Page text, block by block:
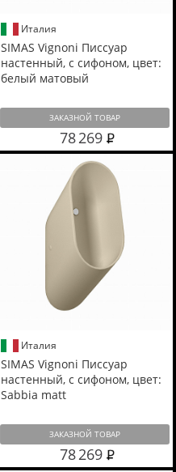
Италия
SIMAS Vignoni Писсуар
настенный, с сифоном, цвет:
белый матовый
ЗАКАЗНОЙ ТОВАР
78 269
Италия
SIMAS Vignoni Писсуар
настенный, с сифоном, цвет:
Sabbia matt
ЗАКАЗНОЙ ТОВАР
78 269